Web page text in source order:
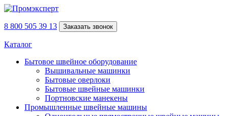
8 800 505 39 13 Заказать звонок
Каталог
Бытовое швейное оборудование
Вышивальные машинки
Бытовые оверлоки
Бытовые швейные машинки
Портновские манекены
Промышленные швейные машины